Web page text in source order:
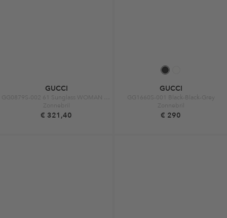
GUCCI
Zonnebril
€ 321,40
GUCCI
GG1660S-001 Black-Black-Grey
Zonnebril
€ 290